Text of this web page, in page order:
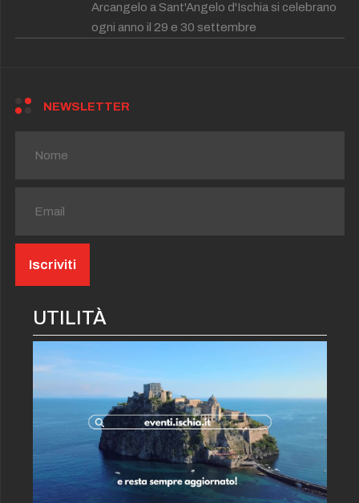
Arcangelo a Sant'Angelo d'Ischia si celebrano
ogni anno il 29 e 30 settembre
NEWSLETTER
UTILITÀ